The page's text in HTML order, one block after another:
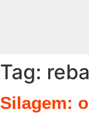
Tag:
Silagem: